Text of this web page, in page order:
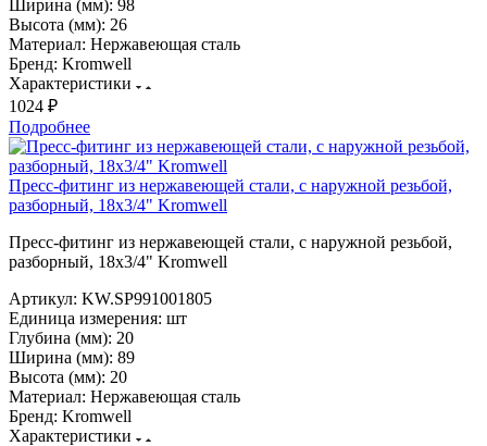
Ширина (мм): 98
Высота (мм): 26
Материал: Нержавеющая сталь
Бренд: Kromwell
Характеристики
1024 ₽
Подробнее
Пресс-фитинг из нержавеющей стали, с наружной резьбой,
разборный, 18х3/4" Kromwell
Пресс-фитинг из нержавеющей стали, с наружной резьбой,
разборный, 18х3/4" Kromwell
Артикул: KW.SP991001805
Единица измерения: шт
Глубина (мм): 20
Ширина (мм): 89
Высота (мм): 20
Материал: Нержавеющая сталь
Бренд: Kromwell
Характеристики